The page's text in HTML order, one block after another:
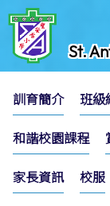
St.
訓育簡介 班級
和諧校園課程
家長資訊 校服